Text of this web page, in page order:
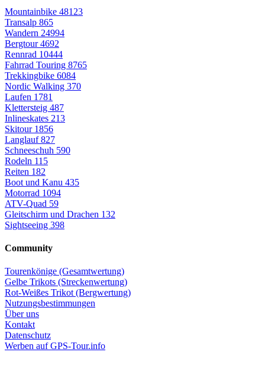
Mountainbike 48123
Transalp 865
Wandern 24994
Bergtour4692
Rennrad 10444
Fahrrad Touring 8765
Trekkingbike 6084
Nordic Walking 370
Laufen 1781
Klettersteig 487
Inlineskates 213
Skitour 1856
Langlauf827
Schneeschuh 590
Rodeln 115
Reiten 182
Boot und Kanu 435
Motorrad 1094
ATV-Quad 59
Gleitschirm und Drachen 132
Sightseeing 398
Community
Tourenkönige (Gesamtwertung)
Gelbe Trikots (Streckenwertung)
Rot-Weißes Trikot (Bergwertung)
Nutzungsbestimmungen
Über uns
Kontakt
Datenschutz
Werben auf GPS-Tour.info